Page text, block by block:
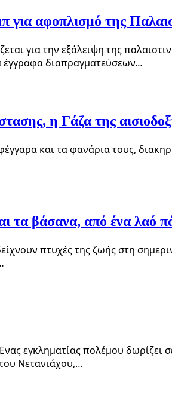
αφοπλισμό της
για την εξάλειψη της
έγγραφα διαπραγματεύσεων…
η Γάζα της
και τα φανάρια τους,
τα βάσανα, από ένα λαό
πτυχές της ζωής στη
εγκληματίας πολέμου
Νετανιάχου,…